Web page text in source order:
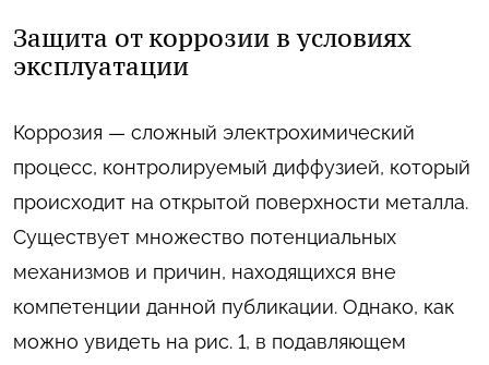
Защита от коррозии в условиях
эксплуатации
Коррозия — сложный электрохимический
процесс, контролируемый диффузией, который
происходит на открытой поверхности металла.
Существует множество потенциальных
механизмов и причин, находящихся вне
компетенции данной публикации. Однако, как
можно увидеть на рис. 1, в подавляющем